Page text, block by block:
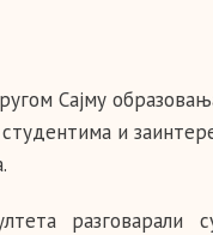
Сајму
и
разговарали